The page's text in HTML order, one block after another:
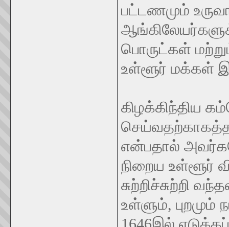
பட்டணமும்
பொருட்கள்
உள்ளூர் மக்கள்
கிழக்கிந்திய
என்பதால்
நிறைய உள்ளூர்
சுற்றிச்சுற்றி
உள்ளும், புறமும்